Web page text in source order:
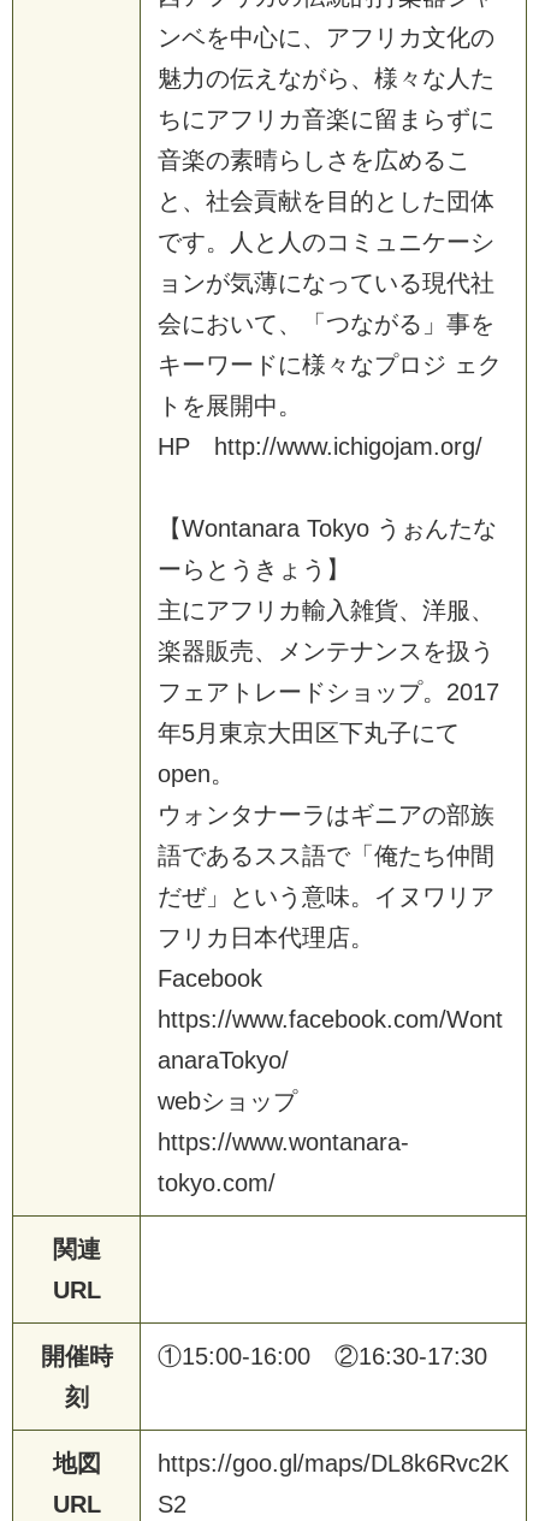
ンベを中心に、 アフ リ カ文化の
魅力の伝え ながら 、 様 々 な 人 た
ちにアフ リ カ音楽に留 ま らずに
音楽の素晴ら し さ を広めるこ
と 、 社会貢献を 目 的と した 団体
です。 人 と 人のコ ミ ュ ニケーシ
ョ ンが気薄になっている現代社
会において、 「 つながる 」 事を
キーワー ドに様 々 なプロ ジ ェ ク
ト を展開中。
HP http://www.ichigojam.org/
【Wontanara Tokyo う ぉんたな
ーら と う き ょ う 】
主にアフ リ カ輸 入雑貨、 洋服、
楽器販売、 メ ンテナンス を扱 う
フ ェ ア ト レー ドシ ョ ップ。 2017
年5月 東京大田 区下丸子にて
open。
ウ ォ ンタナーラはギニアの部族
語である ス ス語で「 俺たち仲間
だぜ」 と いう 意味。 イ ヌ ワ リ ア
フ リ カ 日 本代理 店。
Facebook
https://www.facebook.com/Wont
anaraTokyo/
webシ ョ ップ
https://www.wontanara-
tokyo.com/
関連
URL
開催時
刻
①15:00-16:00 ②16:30-17:30
地図
URL
https://goo.g /maps/DL8k6Rvc2K
S2